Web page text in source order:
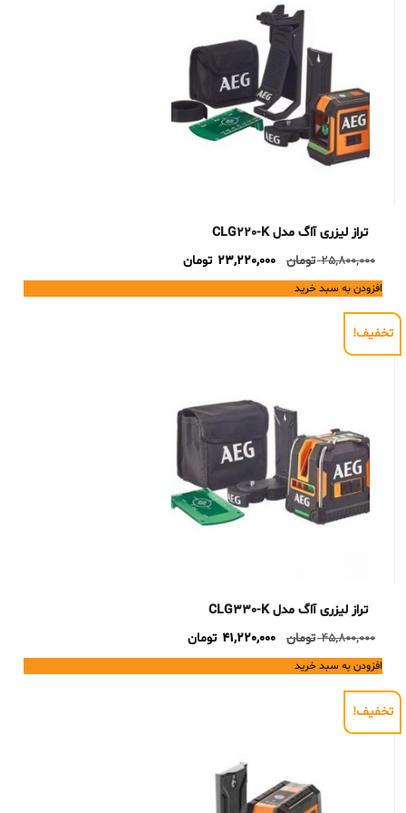
تراز لیزری آاگ مدل CLG220-K
25,800,000 تومان
Original
price
was:
23,220,000 تومانCurrent
price
is:
افزودن به سبد خرید
تخفیف!
تراز لیزری آاگ مدل CLG330-K
45,800,000 تومان
Original
price
was:
41,220,000 تومانCurrent
price
is:
افزودن به سبد خرید
تخفیف!